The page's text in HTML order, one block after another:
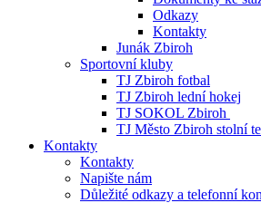
Odkazy
Kontakty
Junák Zbiroh
Sportovní kluby
TJ Zbiroh fotbal
TJ Zbiroh lední hokej
TJ SOKOL Zbiroh
TJ Město Zbiroh stolní
Kontakty
Kontakty
Napište nám
Důležité odkazy a telefonní